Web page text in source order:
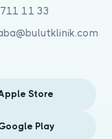
11 33
Store
Play